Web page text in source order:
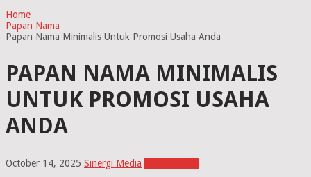
Home
Papan Nama
Papan Nama Minimalis Untuk Promosi Usaha Anda
PAPAN NAMA MINIMALIS
UNTUK PROMOSI USAHA
ANDA
October 14, 2025 Sinergi Media